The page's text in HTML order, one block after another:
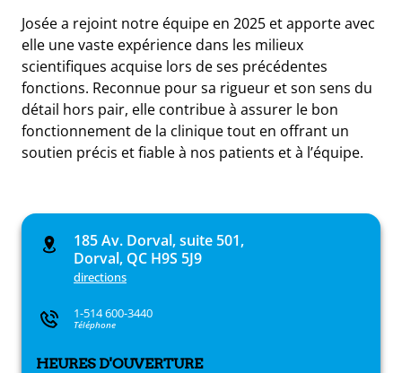
Josée a rejoint notre équipe en 2025 et apporte avec
elle une vaste expérience dans les milieux
scientifiques acquise lors de ses précédentes
fonctions. Reconnue pour sa rigueur et son sens du
détail hors pair, elle contribue à assurer le bon
fonctionnement de la clinique tout en offrant un
soutien précis et fiable à nos patients et à l’équipe.
185 Av. Dorval, suite 501,
Dorval, QC H9S 5J9
directions
1-514 600-3440
Téléphone
HEURES D'OUVERTURE